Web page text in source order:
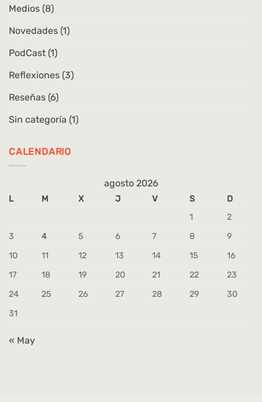
Medios (8)
Novedades (1)
PodCast (1)
Reflexiones (3)
Reseñas (6)
Sin categoría (1)
CALENDARIO
agosto 2026
L M X J V S
D
1
2
3
4 5 6 7 8
9
10
11 12 13 14 15
16
17
18 19 20 21 22
23
24
25 26 27 28 29
30
31
« May